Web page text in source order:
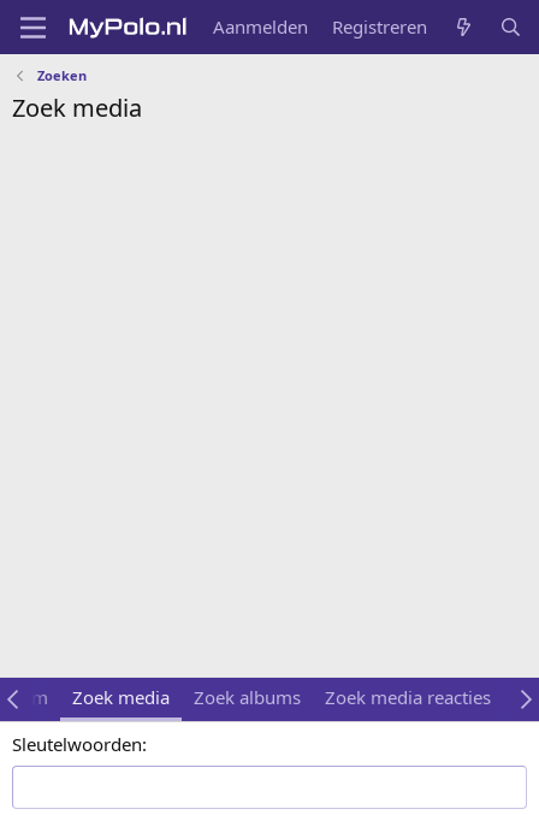
Aanmelden Registreren
Zoeken
Zoek media
Zoek media Zoek albums Zoek media reacties
Sleutelwoorden